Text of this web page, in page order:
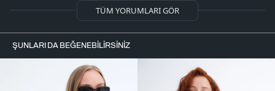
TÜM YORUMLARI GÖR
ŞUNLARI DA BEĞENEBILIRSINIZ